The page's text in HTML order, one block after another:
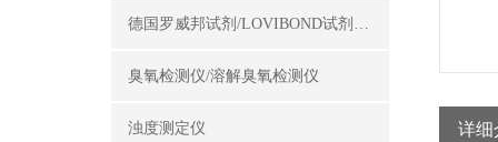
德国罗威邦试剂/LOVIBOND试剂/罗威邦试剂
臭氧检测仪/溶解臭氧检测仪
浊度测定仪 详细